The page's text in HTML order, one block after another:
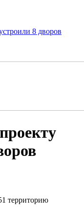
8 дворов
территорию